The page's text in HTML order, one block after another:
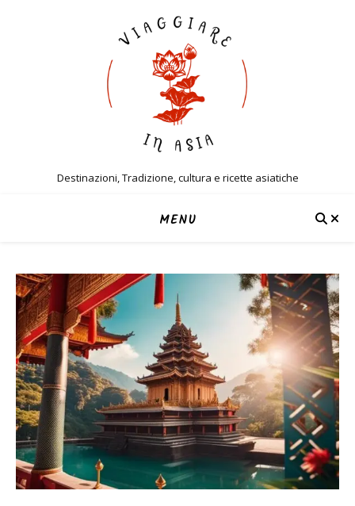
Destinazioni, Tradizione, cultura e ricette asiatiche
MENU